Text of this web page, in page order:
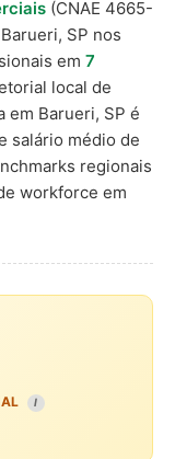
(CNAE 4665-
SP nos
em 7
local de
em Barueri, SP é
salário médio de
regionais
workforce em
I